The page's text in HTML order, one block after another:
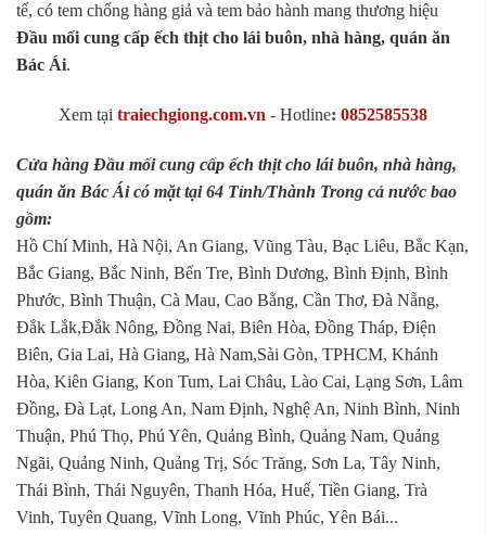
tế, có tem chống hàng giả và tem bảo hành mang thương hiệu
Đầu mối cung cấp ếch thịt cho lái buôn, nhà hàng, quán ăn
Bác Ái.
Xem tại traiechgiong.com.vn - Hotline: 0852585538
Cửa hàng Đầu mối cung cấp ếch thịt cho lái buôn, nhà hàng,
quán ăn Bác Ái có mặt tại 64 Tỉnh/Thành Trong cả nước bao
gồm:
Hồ Chí Minh, Hà Nội, An Giang, Vũng Tàu, Bạc Liêu, Bắc Kạn,
Bắc Giang, Bắc Ninh, Bến Tre, Bình Dương, Bình Định, Bình
Phước, Bình Thuận, Cà Mau, Cao Bằng, Cần Thơ, Đà Nẵng,
Đắk Lắk,Đắk Nông, Đồng Nai, Biên Hòa, Đồng Tháp, Điện
Biên, Gia Lai, Hà Giang, Hà Nam,Sài Gòn, TPHCM, Khánh
Hòa, Kiên Giang, Kon Tum, Lai Châu, Lào Cai, Lạng Sơn, Lâm
Đồng, Đà Lạt, Long An, Nam Định, Nghệ An, Ninh Bình, Ninh
Thuận, Phú Thọ, Phú Yên, Quảng Bình, Quảng Nam, Quảng
Ngãi, Quảng Ninh, Quảng Trị, Sóc Trăng, Sơn La, Tây Ninh,
Thái Bình, Thái Nguyên, Thanh Hóa, Huế, Tiền Giang, Trà
Vinh, Tuyên Quang, Vĩnh Long, Vĩnh Phúc, Yên Bái...